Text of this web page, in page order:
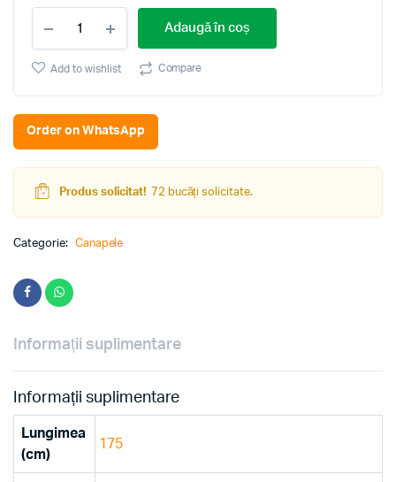
Brown
1.75
Adaugă în coș
Add to wishlist Compare
Order on WhatsApp
Produs solicitat! 72 bucăți solicitate.
Categorie: Canapele
Informații suplimentare
Informații suplimentare
Lungimea
(cm)
175